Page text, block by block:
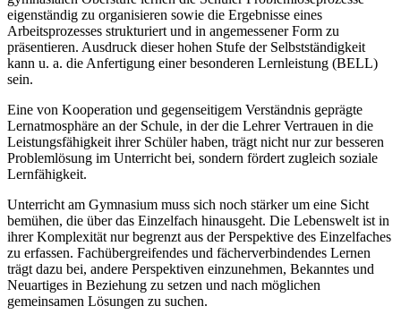
eigenständig zu organisieren sowie die Ergebnisse eines
Arbeitsprozesses strukturiert und in angemessener Form zu
präsentieren. Ausdruck dieser hohen Stufe der Selbstständigkeit
kann u. a. die Anfertigung einer besonderen Lernleistung (BELL)
sein.
Eine von Kooperation und gegenseitigem Verständnis geprägte
Lernatmosphäre an der Schule, in der die Lehrer Vertrauen in die
Leistungsfähigkeit ihrer Schüler haben, trägt nicht nur zur besseren
Problemlösung im Unterricht bei, sondern fördert zugleich soziale
Lernfähigkeit.
Unterricht am Gymnasium muss sich noch stärker um eine Sicht
bemühen, die über das Einzelfach hinausgeht. Die Lebenswelt ist in
ihrer Komplexität nur begrenzt aus der Perspektive des Einzelfaches
zu erfassen. Fachübergreifendes und fächerverbindendes Lernen
trägt dazu bei, andere Perspektiven einzunehmen, Bekanntes und
Neuartiges in Beziehung zu setzen und nach möglichen
gemeinsamen Lösungen zu suchen.